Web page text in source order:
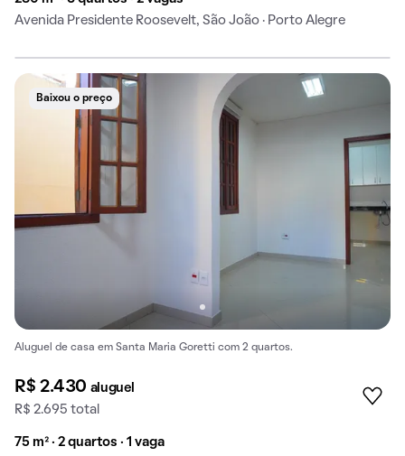
Avenida Presidente Roosevelt, São João · Porto Alegre
Baixou o preço
Aluguel de casa em Santa Maria Goretti com 2 quartos.
R$ 2.430 aluguel
R$ 2.695 total
75 m² · 2 quartos · 1 vaga